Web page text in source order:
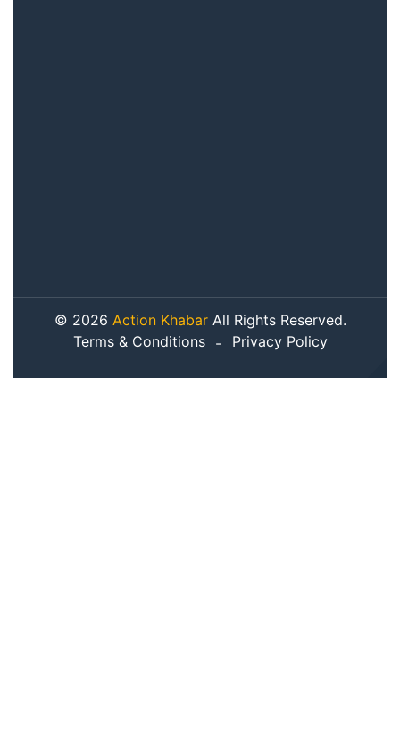
© 2026 Action KhabarAll Rights Reserved.
Terms & Conditions
Privacy Policy